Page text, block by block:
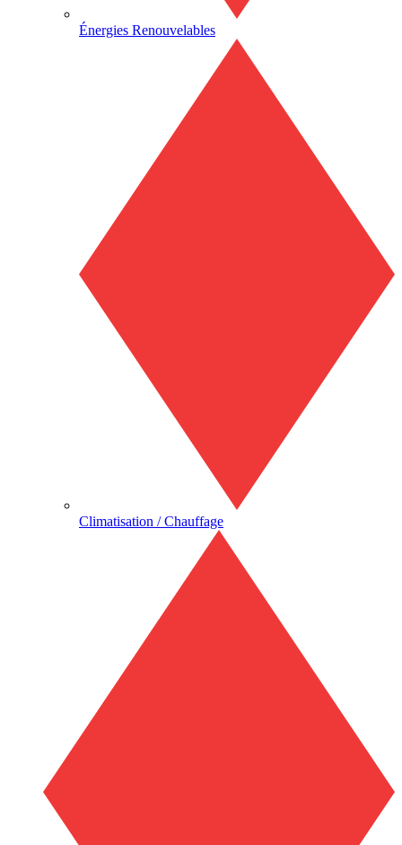
Énergies Renouvelables
Climatisation / Chauffage